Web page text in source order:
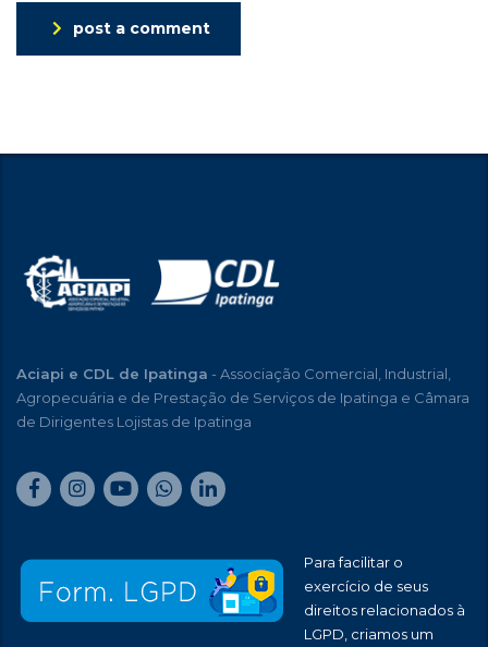
post a comment
Aciapi e CDL de Ipatinga - Associação Comercial, Industrial,
Agropecuária e de Prestação de Serviços de Ipatinga e Câmara
de Dirigentes Lojistas de Ipatinga
Para facilitar o
exercício de seus
direitos relacionados à
LGPD, criamos um